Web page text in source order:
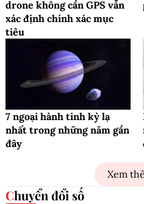
drone không cần GPS vẫn
xác định chính xác mục
tiêu
7 ngoại hành tinh kỳ lạ
nhất trong những năm gần
đây
Xem
Chuyển đổi số